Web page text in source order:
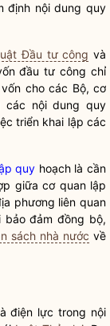
định nội dung quy
Đầu tư công và
đầu tư công chỉ
cho các Bộ, cơ
các nội dung quy
triển khai lập các
quy hoạch là cần
giữa cơ quan lập
phương liên quan
đảm đồng bộ,
sách nhà nước về
điện lực trong nội